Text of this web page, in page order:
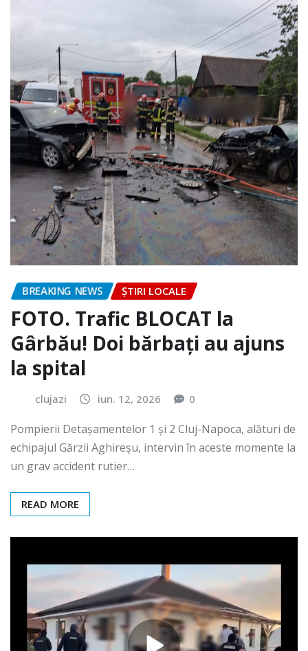
BREAKING NEWS ȘTIRI LOCALE
FOTO. Trafic BLOCAT la
Gârbău! Doi bărbați au ajuns
la spital
clujazi iun. 12, 2026 0
Pompierii Detașamentelor 1 și 2 Cluj-Napoca, alături de
echipajul Gărzii Aghireșu, intervin în aceste momente la
un grav accident rutier…
READ MORE